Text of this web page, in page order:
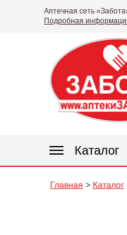
Аптечная сеть
Подробная
Каталог
Главная > Каталог